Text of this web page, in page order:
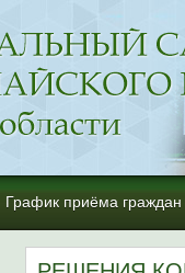
График приёма граждан